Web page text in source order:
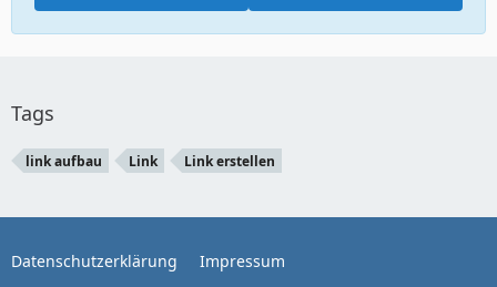
Tags
link aufbau Link Link erstellen
Datenschutzerklärung Impressum